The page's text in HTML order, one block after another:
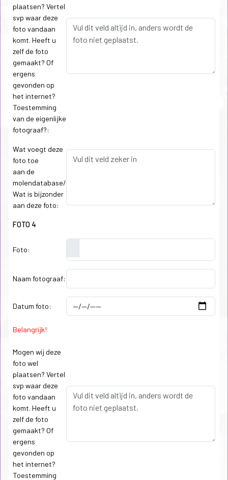
plaatsen? Vertel
svp waar deze
foto vandaan
komt. Heeft u
zelf de foto
gemaakt? Of
ergens
gevonden op
het internet?
Toestemming
van de eigenlijke
fotograaf?:
Wat voegt deze
foto toe
aan de
molendatabase/
Wat is bijzonder
aan deze foto:
FOTO 4
Foto:
Naam fotograaf:
Datum foto:
Belangrijk!
Mogen wij deze
foto wel
plaatsen? Vertel
svp waar deze
foto vandaan
komt. Heeft u
zelf de foto
gemaakt? Of
ergens
gevonden op
het internet?
Toestemming